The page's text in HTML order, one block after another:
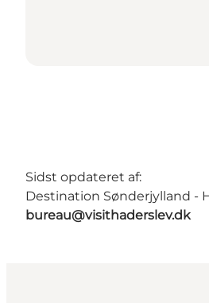
Sidst opdateret af:
Destination Sønderjylland -
bureau@visithaderslev.dk